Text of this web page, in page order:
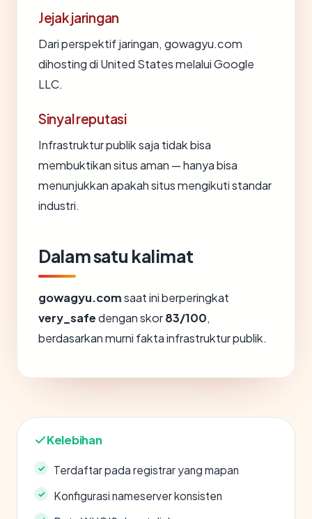
Jejak jaringan
Dari perspektif jaringan, gowagyu.com
dihosting di United States melalui Google
LLC.
Sinyal reputasi
Infrastruktur publik saja tidak bisa
membuktikan situs aman — hanya bisa
menunjukkan apakah situs mengikuti standar
industri.
Dalam satu kalimat
gowagyu.comsaat ini berperingkat
very_safedengan skor83/100,
berdasarkan murni fakta infrastruktur publik.
Kelebihan
Terdaftar pada registrar yang mapan
Konfigurasi nameserver konsisten